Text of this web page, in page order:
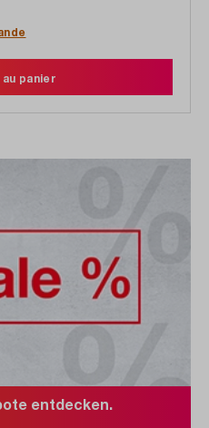
panier
entdecken.